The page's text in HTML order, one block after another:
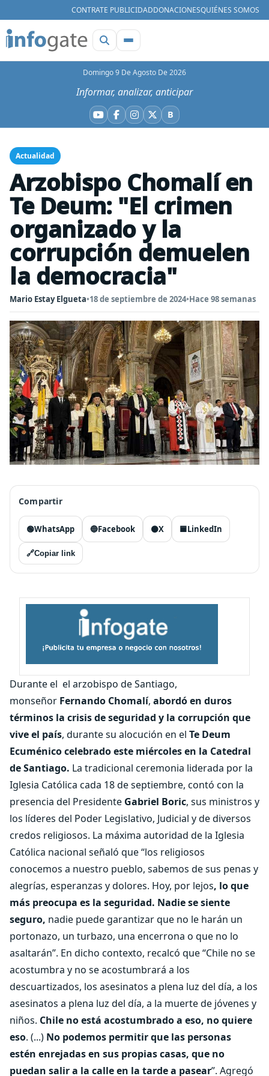
CONTRATE PUBLICIDADDONACIONESQUIÉNES SOMOS
Domingo 9 De Agosto De 2026
Informar, analizar, anticipar
YouTube
Facebook
Instagram
X BBluesky
Actualidad
Arzobispo Chomalí en
Te Deum: "El crimen
organizado y la
corrupción demuelen
la democracia"
Mario Estay Elgueta•18 de septiembre de 2024•Hace 98 semanas
Compartir
🟢WhatsApp 🔵Facebook ⚫X 🟦LinkedIn
🔗Copiar link
Durante el el arzobispo de Santiago,
monseñor Fernando Chomalí, abordó en duros
términos la crisis de seguridad y la corrupción que
vive el país, durante su alocución en el Te Deum
Ecuménico celebrado este miércoles en la Catedral
de Santiago. La tradicional ceremonia liderada por la
Iglesia Católica cada 18 de septiembre, contó con la
presencia del Presidente Gabriel Boric, sus ministros y
los líderes del Poder Legislativo, Judicial y de diversos
credos religiosos. La máxima autoridad de la Iglesia
Católica nacional señaló que “los religiosos
conocemos a nuestro pueblo, sabemos de sus penas y
alegrías, esperanzas y dolores. Hoy, por lejos, lo que
más preocupa es la seguridad. Nadie se siente
seguro, nadie puede garantizar que no le harán un
portonazo, un turbazo, una encerrona o que no lo
asaltarán”. En dicho contexto, recalcó que “Chile no se
acostumbra y no se acostumbrará a los
descuartizados, los asesinatos a plena luz del día, a los
asesinatos a plena luz del día, a la muerte de jóvenes y
niños. Chile no está acostumbrado a eso, no quiere
eso. (...) No podemos permitir que las personas
estén enrejadas en sus propias casas, que no
puedan salir a la calle en la tarde a pasear”. Agregó